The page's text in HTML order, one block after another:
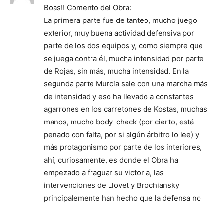
Boas!! Comento del Obra:
La primera parte fue de tanteo, mucho juego
exterior, muy buena actividad defensiva por
parte de los dos equipos y, como siempre que
se juega contra él, mucha intensidad por parte
de Rojas, sin más, mucha intensidad. En la
segunda parte Murcia sale con una marcha más
de intensidad y eso ha llevado a constantes
agarrones en los carretones de Kostas, muchas
manos, mucho body-check (por cierto, está
penado con falta, por si algún árbitro lo lee) y
más protagonismo por parte de los interiores,
ahí, curiosamente, es donde el Obra ha
empezado a fraguar su victoria, las
intervenciones de Llovet y Brochiansky
principalemente han hecho que la defensa no